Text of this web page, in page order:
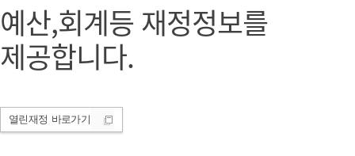
예산,회계등 재정정보를
제공합니다.
열린재정 바로가기